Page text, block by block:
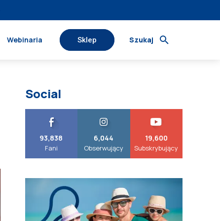
Szukaj
Webinaria Sklep
Social
93,838
Fani
6,044
Obserwujący
19,600
Subskrybujący